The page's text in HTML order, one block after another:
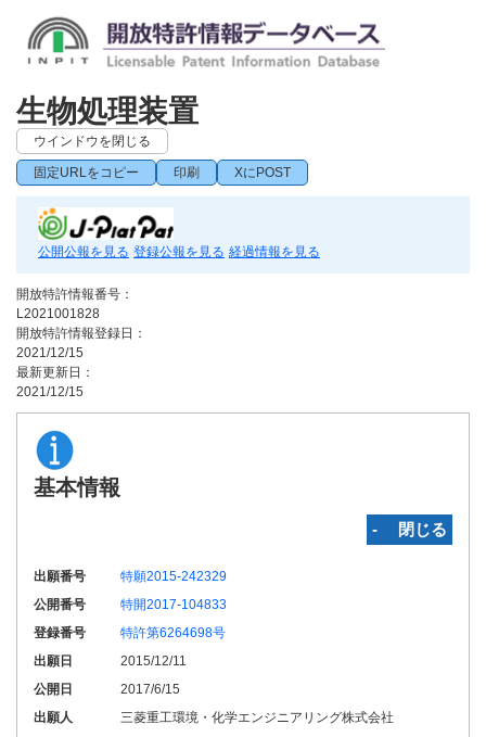
生物処理装置
ウインドウを閉じる
固定URLをコピー 印刷 XにPOST
公開公報を見る 登録公報を見る 経過情報を見る
開放特許情報番号：
L2021001828
開放特許情報登録日：
2021/12/15
最新更新日：
2021/12/15
基本情報
‐ 閉じる
出願番号
特願2015-242329
公開番号
特開2017-104833
登録番号
特許第6264698号
出願日
2015/12/11
公開日
2017/6/15
出願人
三菱重工環境・化学エンジニアリング株式会社